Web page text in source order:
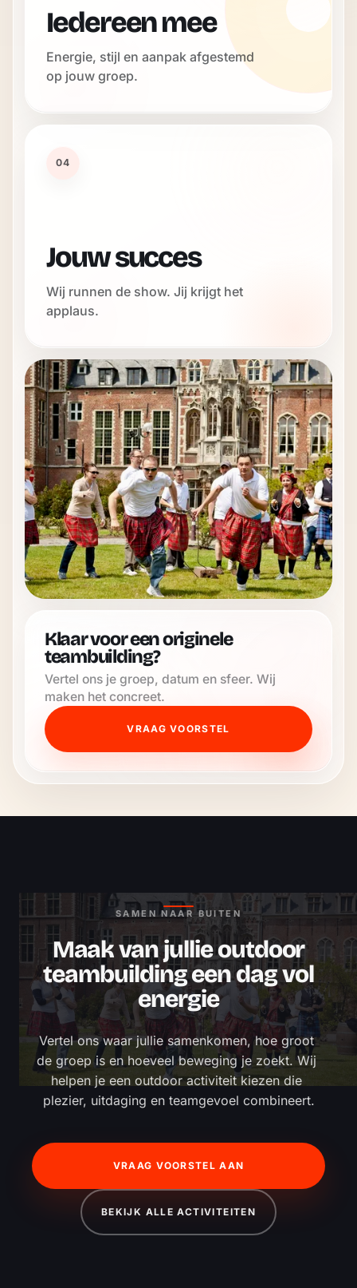
Iedereen mee
Energie, stijl en aanpak afgestemd
op jouw groep.
04
Jouw succes
Wij runnen de show. Jij krijgt het
applaus.
Klaar voor een originele
teambuilding?
Vertel ons je groep, datum en sfeer. Wij
maken het concreet.
VRAAG VOORSTEL
SAMEN NAAR BUITEN
Maak van jullie outdoor
teambuilding een dag vol
energie
Vertel ons waar jullie samenkomen, hoe groot
de groep is en hoeveel beweging je zoekt. Wij
helpen je een outdoor activiteit kiezen die
plezier, uitdaging en teamgevoel combineert.
VRAAG VOORSTEL AAN
BEKIJK ALLE ACTIVITEITEN